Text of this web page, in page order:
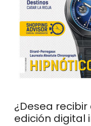
¿Desea
edición digital